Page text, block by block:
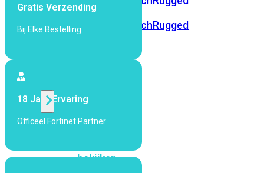
216F-
POE
FortiSwitchRugged
424F-
Alle
bekijken
Gratis Verzending
Bij Elke Bestelling
18 Jaar Ervaring
Officeel Fortinet Partner